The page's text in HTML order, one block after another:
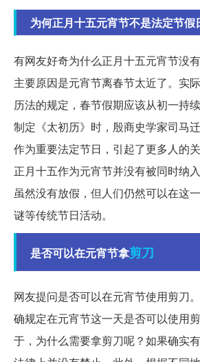
为何正月十五元宵节不是法定节假
有网友好奇为什么正月十五元宵节没
主要原因是元宵节离春节太近了。实
历法的规定，春节假期应该从初一持
制定《太初历》时，殷商史学家司马
作为重要法定节日，引起了更多人的
正月十五作为元宵节并没有被同时纳
虽然没有放假，但人们仍然可以在这
谜等传统节日活动。
是否可以在元宵节拿剪刀
网友提问是否可以在元宵节使用剪刀
确规定在元宵节这一天是否可以使用
于，为什么需要拿剪刀呢？如果确实